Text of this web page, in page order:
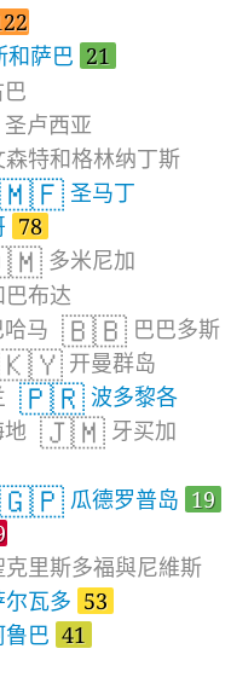
和萨巴 21
圣卢西亚
森特和格林纳丁斯
🇲🇫 圣马丁
78
多米尼加
布达
哈马 🇧🇧 巴巴多斯
开曼群岛
🇵🇷 波多黎各
地 🇯🇲 牙买加
🇬🇵 瓜德罗普岛 19
克里斯多福與尼維斯
尔瓦多 53
鲁巴 41